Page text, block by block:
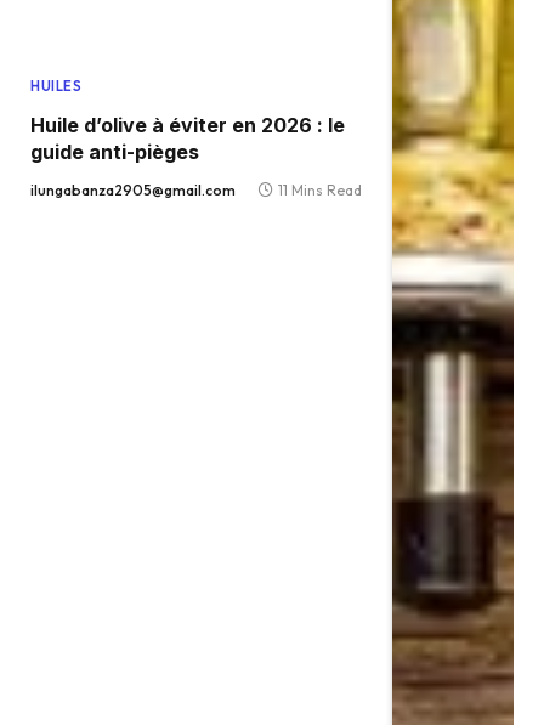
HUILES
Huile d’olive à éviter en 2026 : le
guide anti-pièges
ilungabanza2905@gmail.com 11 Mins Read